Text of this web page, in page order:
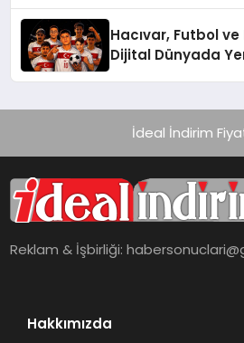
Hacıvar, Futbol
Dijital Dünyada
İdeal İndirim
Reklam & İşbirliği:
Hakkımızda